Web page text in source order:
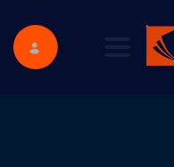
navigation